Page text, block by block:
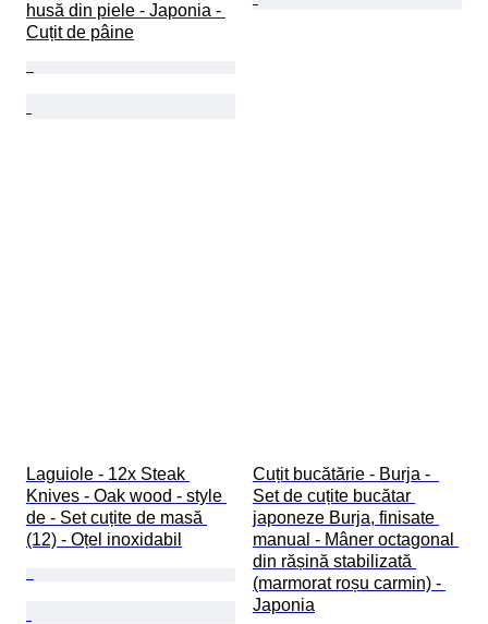
husă din piele - Japonia -
Cuțit de pâine
Laguiole - 12x Steak
Knives - Oak wood - style
de - Set cuțite de masă
(12) - Oțel inoxidabil
Cuțit bucătărie - Burja -
Set de cuțite bucătar
japoneze Burja, finisate
manual - Mâner octagonal
din rășină stabilizată
(marmorat roșu carmin) -
Japonia